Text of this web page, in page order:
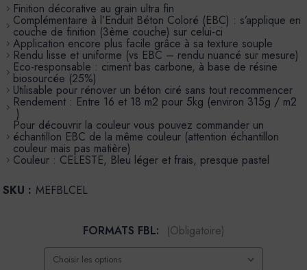
Finition décorative au grain ultra fin
Complémentaire à l’Enduit Béton Coloré (EBC) : s’applique en
couche de finition (3ème couche) sur celui-ci
Application encore plus facile grâce à sa texture souple
Rendu lisse et uniforme (vs EBC – rendu nuancé sur mesure)
Eco-responsable : ciment bas carbone, à base de résine
biosourcée (25%)
Utilisable pour rénover un béton ciré sans tout recommencer
Rendement : Entre 16 et 18 m2 pour 5kg (environ 315g / m2
)
Pour découvrir la couleur vous pouvez commander un
échantillon EBC de la même couleur (attention échantillon
couleur mais pas matière)
Couleur : CELESTE, Bleu léger et frais, presque pastel
SKU : MEFBLCEL
FORMATS FBL: (Obligatoire)